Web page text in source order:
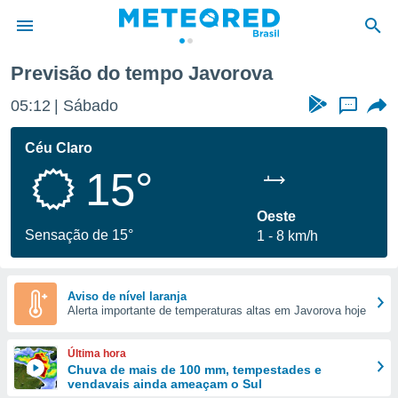
da
fornecidas
a este
das
e
forma
digital
Previsão do tempo Javorova
05:12 Sábado ...
Céu Claro
15°
Sensação de 15°
Oeste
1
8 km/h
Aviso de nível laranja
Alerta importante de temperaturas altas em Javorova hoje
Última hora
Chuva de mais de 100 mm, tempestades e
vendavais ainda ameaçam o Sul